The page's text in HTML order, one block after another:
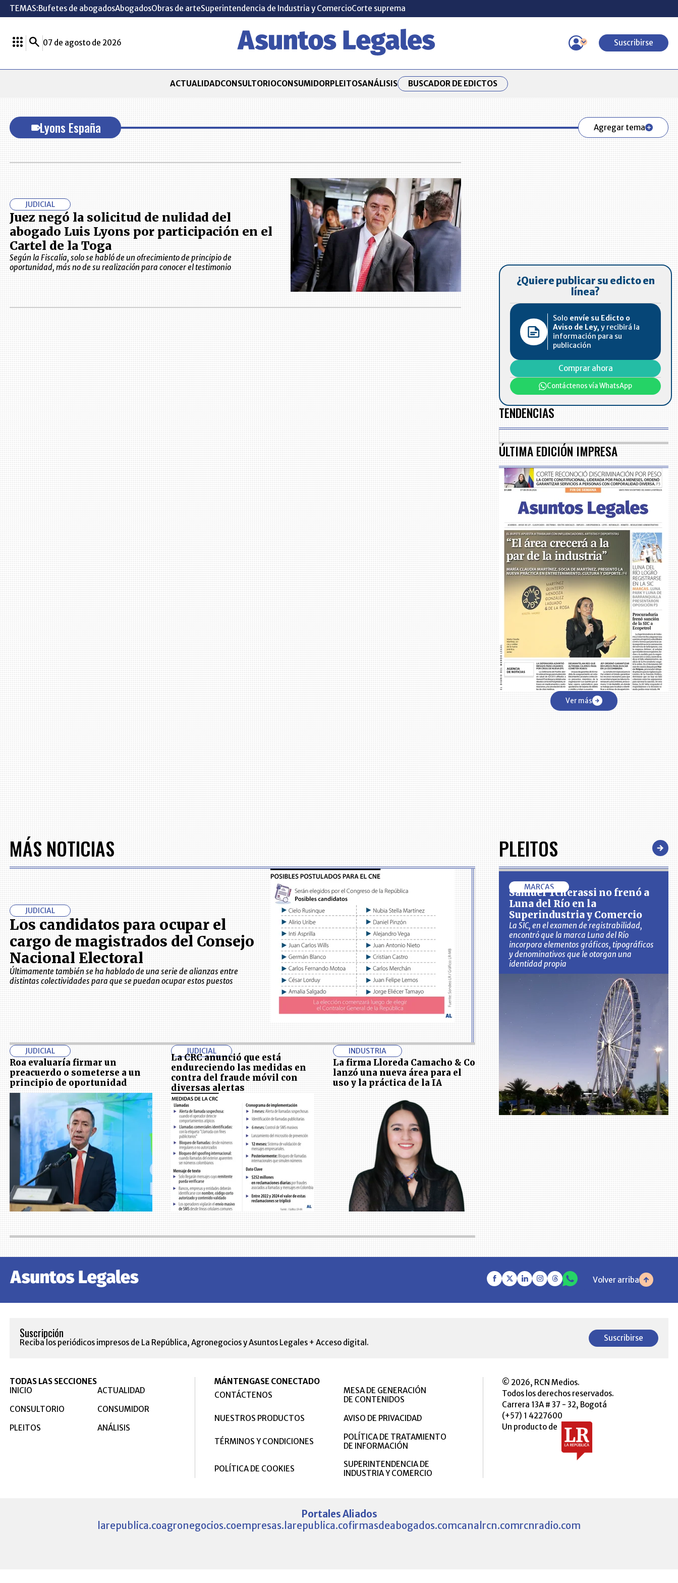
TEMAS:Bufetes de abogadosAbogadosObras de arteSuperintendencia de Industria y ComercioCorte suprema
07 de agosto de 2026 Suscribirse
ACTUALIDADCONSULTORIOCONSUMIDORPLEITOSANÁLISIS BUSCADOR DE EDICTOS
Lyons España Agregar tema
JUDICIAL
Juez negó la solicitud de nulidad del
abogado Luis Lyons por participación en el
Cartel de la Toga
Según la Fiscalía, solo se habló de un ofrecimiento de principio de
oportunidad, más no de su realización para conocer el testimonio
¿Quiere publicar su edicto en
línea?
Solo envíe su Edicto o
Aviso de Ley, y recibirá la
información para su
publicación
Comprar ahora
Contáctenos vía WhatsApp
TENDENCIAS
ÚLTIMA EDICIÓN IMPRESA
Ver más
MÁS NOTICIAS
JUDICIAL
Los candidatos para ocupar el
cargo de magistrados del Consejo
Nacional Electoral
Últimamente también se ha hablado de una serie de alianzas entre
distintas colectividades para que se puedan ocupar estos puestos
JUDICIAL
Roa evaluaría firmar un
preacuerdo o someterse a un
principio de oportunidad
JUDICIAL
La CRC anunció que está
endureciendo las medidas en
contra del fraude móvil con
diversas alertas
INDUSTRIA
La firma Lloreda Camacho & Co
lanzó una nueva área para el
uso y la práctica de la IA
PLEITOS
MARCAS
Samuel Tcherassi no frenó a
Luna del Río en la
Superindustria y Comercio
La SIC, en el examen de registrabilidad,
encontró que la marca Luna del Río
incorpora elementos gráficos, tipográficos
y denominativos que le otorgan una
identidad propia
Volver arriba
Suscripción
Reciba los periódicos impresos de La República, Agronegocios y Asuntos Legales + Acceso digital. Suscribirse
TODAS LAS SECCIONES
INICIO
ACTUALIDAD
CONSULTORIO
CONSUMIDOR
PLEITOS
ANÁLISIS
MÁNTENGASE CONECTADO
CONTÁCTENOS
MESA DE GENERACIÓN
DE CONTENIDOS
NUESTROS PRODUCTOS
AVISO DE PRIVACIDAD
TÉRMINOS Y CONDICIONES
POLÍTICA DE TRATAMIENTO
DE INFORMACIÓN
POLÍTICA DE COOKIES
SUPERINTENDENCIA DE
INDUSTRIA Y COMERCIO
© 2026, RCN Medios.
Todos los derechos reservados.
Carrera 13A # 37 - 32, Bogotá
(+57) 1 4227600
Un producto de
Portales Aliados
larepublica.coagronegocios.coempresas.larepublica.cofirmasdeabogados.comcanalrcn.comrcnradio.com